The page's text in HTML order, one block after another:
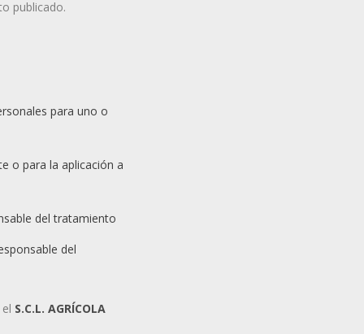
publicado.
para uno o
o para la aplicación a
del tratamiento
del
S.C.L. AGRÍCOLA